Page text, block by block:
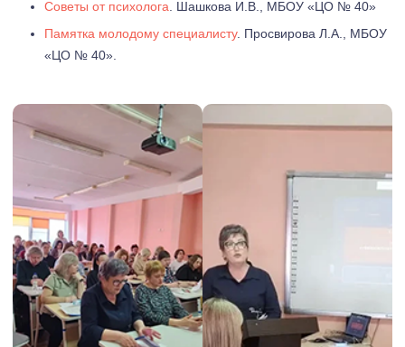
Советы от психолога . Шашкова И.В., МБОУ «ЦО № 40»
Памятка молодому специалисту. Просвирова Л.А., МБОУ
«ЦО № 40».